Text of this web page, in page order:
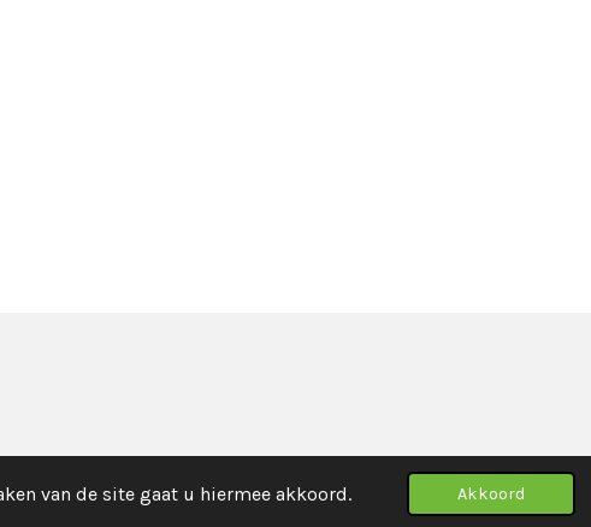
van de site gaat u hiermee akkoord. Akkoord